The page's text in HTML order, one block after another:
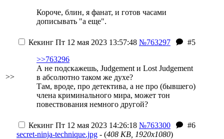
Короче, блин, я фанат, и готов часами
дописывать "а еще".
>>
Кекинг Пт 12 мая 2023 13:57:48 №763297
#5
>>763296
А не подскажешь, Judgement и Lost Judgement
в абсолютно таком же духе?
Там, вроде, про детектива, а не про (бывшего)
члена криминального мира, может тон
повествования немного другой?
Кекинг Пт 12 мая 2023 14:26:18 №763300
#6
secret-ninja-technique.jpg - (408 KB, 1920x1080)